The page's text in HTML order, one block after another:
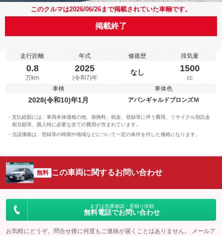
このクルマは2026/06/26まで掲載されていた車輛です。
掲載終了
走行距離
0.8
万km
年式
2025
(令和7)年
修復歴
なし
排気量
1500
cc
車検
2028(令和10)年1月
車体色
アバンギャルドブロンズＭ
支払総額には、車両本体価格の他、保険料、税金、登録等に伴う費用、リサイクル預託金
相当額等、購入時に必要な全ての費用が含まれています。
当該価格は、登録等の時期や地域などについて一定の条件を付した価格になります。
無料 この車両に関するお問い合わせ
まずは在庫確認・見積り依頼
無料電話でお問い合わせ
お気軽にどうぞ。問合せ後に何度もご連絡が届くことはありません。 メールア